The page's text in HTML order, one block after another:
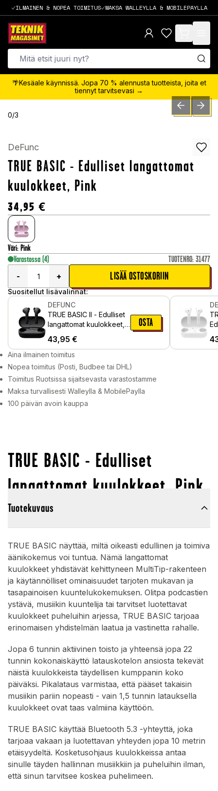
ILMAINEN & NOPEA TOIMITUS MAKSA WALLEYLLA & MOBILEPAYLLA
items in cart,
🌴Kesäale käynnissä. Jopa 70 % alennusta tuotteista, joita et
tiennyt tarvitsevasi →
0/3 PREVIOUSNEXT
DeFunc
TRUE BASIC - Edulliset langattomat
kuulokkeet, Pink
34,95 €
Väri: Pink
Varastossa (4) TUOTENRO: 31477
-
+ LISÄÄ OSTOSKORIIN
Suositellut lisävalinnat:
DEFUNC
TRUE BASIC II - Edulliset
langattomat kuulokkeet,
43,95 €
OSTA
Aina ilmainen toimitus
Nopea toimitus (Posti, Budbee tai DHL)
Toimitus Ruotsissa sijaitsevasta varastostamme
Maksa turvallisesti Walleylla & MobilePaylla
100 päivän avoin kauppa
TRUE BASIC - Edulliset
langattomat kuulokkeet, Pink
Tuotekuvaus
TRUE BASIC näyttää, miltä oikeasti edullinen ja toimiva
äänikokemus voi tuntua. Nämä langattomat
kuulokkeet yhdistävät kehittyneen MultiTip-rakenteen
ja käytännölliset ominaisuudet tarjoten mukavan ja
tasapainoisen kuuntelukokemuksen. Olitpa podcastien
ystävä, musiikin kuuntelija tai tarvitset luotettavat
kuulokkeet puheluihin arjessa, TRUE BASIC tarjoaa
erinomaisen yhdistelmän laatua ja vastinetta rahalle.
Jopa 6 tunnin aktiivinen toisto ja yhteensä jopa 22
tunnin kokonaiskäyttö latauskotelon ansiosta tekevät
näistä kuulokkeista täydellisen kumppanin koko
päiväksi. Pikalataus varmistaa, että pääset takaisin
musiikin pariin nopeasti - vain 1,5 tunnin latauksella
kuulokkeet ovat taas valmiina käyttöön.
TRUE BASIC käyttää Bluetooth 5.3 -yhteyttä, joka
tarjoaa vakaan ja luotettavan yhteyden jopa 10 metrin
etäisyydeltä. Kosketusohjaus kuulokkeissa antaa
sinulle täyden hallinnan musiikkiin ja puheluihin ilman,
että sinun tarvitsee koskea puhelimeen.